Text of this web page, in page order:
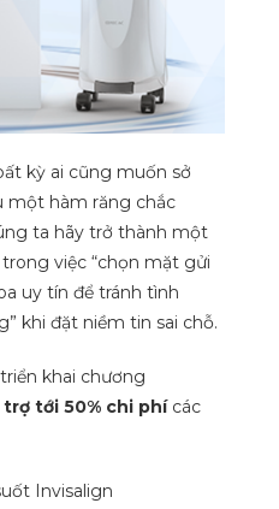
kỳ ai cũng muốn sở
một hàm răng chắc
ta hãy trở thành một
việc “chọn mặt gửi
uy tín để tránh tình
khi đặt niềm tin sai chỗ.
khai chương
trợ tới 50% chi phícác
Invisalign